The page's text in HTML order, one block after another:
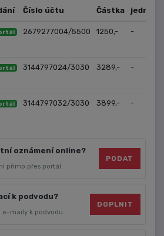
Číslo účtu Částka
jednací
2679277004/5500 1250,- -
3144797024/3030 3289,- -
3144797032/3030 3899,- -
oznámení online?
přímo přes portál.
PODAT
k podvodu?
e-maily k podvodu.
DOPLNIT